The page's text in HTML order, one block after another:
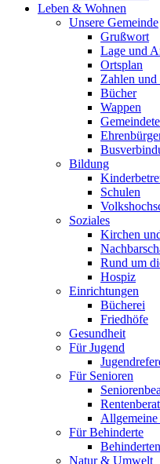
Leben & Wohnen
Unsere Gemeinde
Grußwort
Lage und
Ortsplan
Zahlen und
Bücher
Wappen
Bildung
Schulen
Soziales
Kirchen
Rund um
Hospiz
Einrichtungen
Bücherei
Friedhöfe
Gesundheit
Für Jugend
Für Senioren
Für Behinderte
Natur & Umwelt